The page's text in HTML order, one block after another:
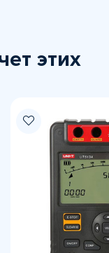
этих